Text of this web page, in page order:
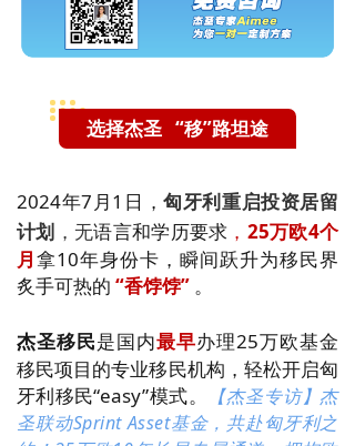
选择杰圣 “移”路坦途
2024年7月1日，匈牙利重启投资居留
计划 ，无语言和学历要求 ， 25万欧4个
月拿10年身份卡，瞬间跃升为移民界
炙手可热的 “香饽饽” 。
杰圣移民是国内最早办理25万欧基金
移民项目的专业移民机构，轻松开启匈
牙利移民“easy”模式。
【杰圣专访】杰
圣联动Sprint Asset基金，共赴匈牙利之